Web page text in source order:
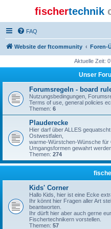
fischertechnik
FAQ
Website der ftcommunity Foren-
Aktuelle Zeit:
Unser
Forumsregeln - board
Nutzungsbedingungen,
Terms of use, general policies
Themen: 6
Plauderecke
Hier darf über ALLES
Ostwestfalen,
warme-Würstchen-Wünsche für
Umgangsformen gewahrt
Themen: 274
Kids' Corner
Hallo Kids, hier ist eine Ecke
Ihr könnt hier Fragen aller Art
beantworten.
Ihr dürft hier aber auch gerne
Fischertechnikern vorstellen.
Themen: 57